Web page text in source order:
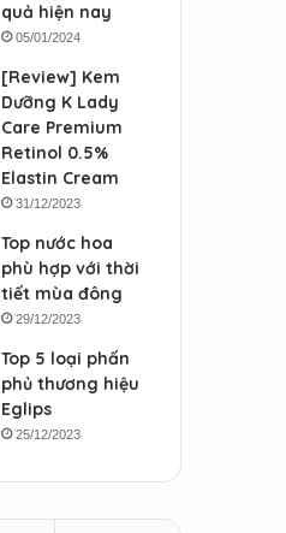
quả hiện nay
05/01/2024
[Review] Kem
Dưỡng K Lady
Care Premium
Retinol 0.5%
Elastin Cream
31/12/2023
Top nước hoa
phù hợp với thời
tiết mùa đông
29/12/2023
Top 5 loại phấn
phủ thương hiệu
Eglips
25/12/2023